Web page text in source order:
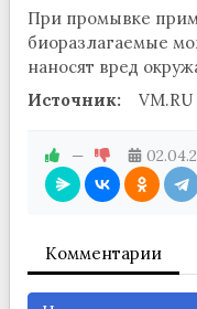
При промывке
биоразлагаемые
наносят вред
Источник:
VM.RU
—
Комментарии